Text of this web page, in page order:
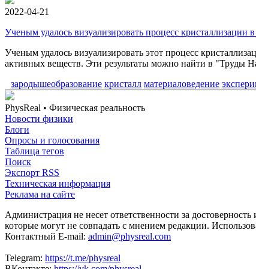
2022-04-21
Ученым удалось визуализировать процесс кристаллизации
Ученым удалось визуализировать этот процесс
активных веществ. Эти результаты можно найти в "Труды
зародышеобразование кристалл материаловедение
PhysReal • Физическая реальность
Новости физики
Блоги
Опросы и голосования
Таблица тегов
Поиск
Экспорт RSS
Техническая информация
Реклама на сайте
Администрация не несет ответственности за
которые могут не совпадать с мнением редакции.
Контактный E-mail: admin@physreal.com
Telegram: https://t.me/physreal